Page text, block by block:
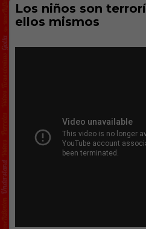
Los niños son
ellos mismos